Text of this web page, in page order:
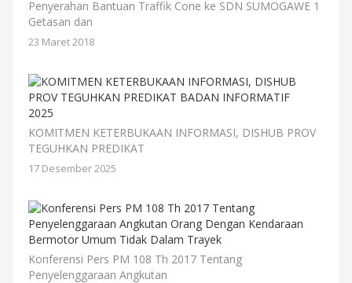
Penyerahan Bantuan Traffik Cone ke SDN SUMOGAWE 1
Getasan dan
23 Maret 2018
KOMITMEN KETERBUKAAN INFORMASI, DISHUB PROV
TEGUHKAN PREDIKAT
17 Desember 2025
Konferensi Pers PM 108 Th 2017 Tentang
Penyelenggaraan Angkutan